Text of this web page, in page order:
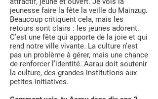
jeunesse faire la fête la veille du Mainzug.
Beaucoup critiquent cela, mais les
retours sont clairs : les jeunes adorent.
C’est une fête qui apporte de la joie et qui
rend notre ville vivante. La culture n’est
pas un problème à gérer, mais une chance
de renforcer l’identité. Aarau doit soutenir
la culture, des grandes institutions aux
petites initiatives.